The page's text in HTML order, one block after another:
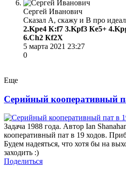
Сергей Иванович
Сказал А, скажу и В про
2.Kрe4 К:f7 3.Kрf3 Кe5+
6.Сh2 Кf2Х
5 марта 2021 23:27
0
Еще
Серийный кооперативный
Задача 1988 года. Автор Ian
кооперативный пат в 19 ходов.
Будем надеяться, что хотя бы на
заходить :)
Поделиться